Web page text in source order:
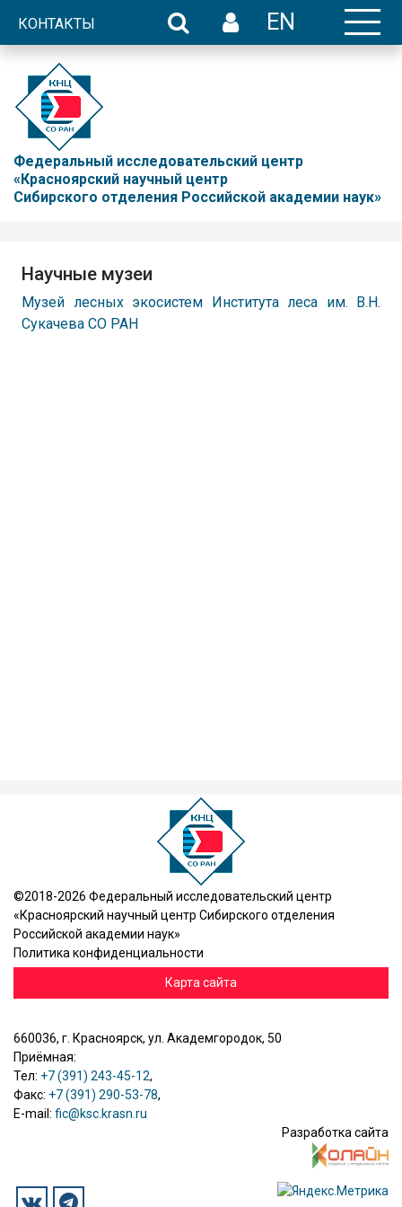
КОНТАКТЫ EN
Федеральный исследовательский центр
«Красноярский научный центр
Сибирского отделения Российской академии наук»
Научные музеи
Музей лесных экосистем Института леса им. В.Н.
Сукачева СО РАН
©2018-2026 Федеральный исследовательский центр
«Красноярский научный центр Сибирского отделения
Российской академии наук»
Политика конфиденциальности
Карта сайта
660036, г. Красноярск, ул. Академгородок, 50
Приёмная:
Тел: +7 (391) 243-45-12,
Факс: +7 (391) 290-53-78,
E-mail: fic@ksc.krasn.ru
Разработка сайта